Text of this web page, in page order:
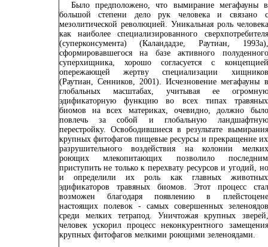
Было предположено, что вымирание мегафауны в
большой степени дело рук человека и связано с
мезолитической революцией. Уникальная роль человека
как наиболее специализированного сверхпотребителя
(суперконсумента) (Каландадзе, Раутиан, 1993а),
сформировавшегося на базе активного полуденного
суперхищника, хорошо согласуется с концепцией
опережающей жертву специализации хищников
(Раутиан, Сенников, 2001). Исчезновение мегафауны в
глобальных масштабах, учитывая ее огромную
эдификаторную функцию во всех типах травяных
биомов на всех материках, очевидно, должно было
повлечь за собой и глобальную ландшафтную
перестройку. Освободившиеся в результате вымирания
крупных фитофагов пищевые ресурсы и прекращение их
разрушительного воздействия на колонии мелких
роющих млекопитающих позволило последним
приступить не только к перехвату ресурсов и угодий, но
и определили их роль как главных животных
эдификаторов травяных биомов. Этот процесс стал
возможен благодаря появлению в плейстоцене
настоящих полевок - самых совершенных зеленоядов
среди мелких тетрапод. Уничтожая крупных зверей,
человек ускорил процесс неконкурентного замещения
крупных фитофагов мелкими роющими зеленоядами.